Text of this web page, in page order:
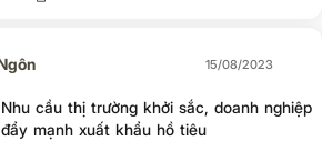
15/08/2023
Nhu cầu thị trường khởi sắc, doanh nghiệp
đẩy mạnh xuất khẩu hồ tiêu